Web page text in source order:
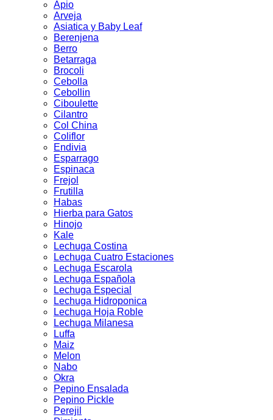
Apio
Arveja
Asiatica y Baby Leaf
Berenjena
Berro
Betarraga
Brocoli
Cebolla
Cebollin
Ciboulette
Cilantro
Col China
Coliflor
Endivia
Esparrago
Espinaca
Frejol
Frutilla
Habas
Hierba para Gatos
Hinojo
Kale
Lechuga Costina
Lechuga Cuatro Estaciones
Lechuga Escarola
Lechuga Española
Lechuga Especial
Lechuga Hidroponica
Lechuga Hoja Roble
Lechuga Milanesa
Luffa
Maiz
Melon
Nabo
Okra
Pepino Ensalada
Pepino Pickle
Perejil